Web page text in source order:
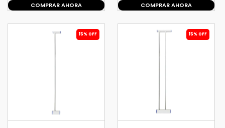
COMPRAR AHORA COMPRAR AHORA
15% OFF 15% OFF